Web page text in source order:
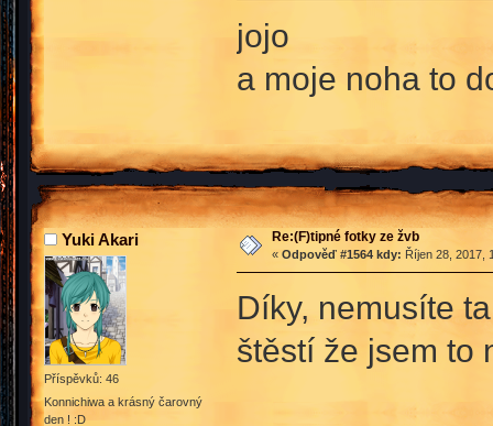
jojo
a moje noha to
Yuki Akari
Příspěvků: 46
Konnichiwa a krásný čarovný
den ! :D
Re:(F)tipné fotky ze žvb
« Odpověď #1564 kdy: Říjen 28, 2017,
Díky, nemusíte
štěstí že jsem to